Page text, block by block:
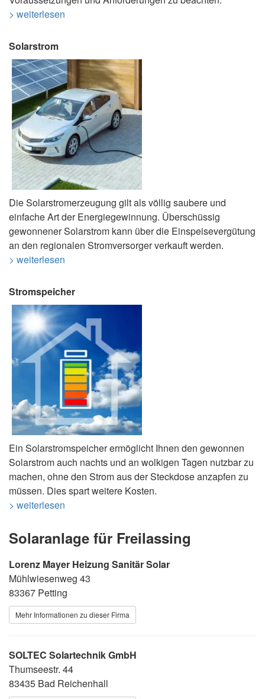
> weiterlesen
Solarstrom
Die Solarstromerzeugung gilt als völlig saubere und
einfache Art der Energiegewinnung. Überschüssig
gewonnener Solarstrom kann über die Einspeisevergütung
an den regionalen Stromversorger verkauft werden.
> weiterlesen
Stromspeicher
Ein Solarstromspeicher ermöglicht Ihnen den gewonnen
Solarstrom auch nachts und an wolkigen Tagen nutzbar zu
machen, ohne den Strom aus der Steckdose anzapfen zu
müssen. Dies spart weitere Kosten.
> weiterlesen
Solaranlage für Freilassing
Lorenz Mayer Heizung Sanitär Solar
Mühlwiesenweg 43
83367 Petting
Mehr Informationen zu dieser Firma
SOLTEC Solartechnik GmbH
Thumseestr. 44
83435 Bad Reichenhall